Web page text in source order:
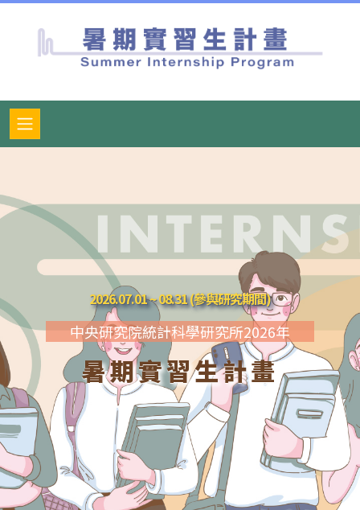
2026.07.01 ~ 08.31 (參與研究期間)
中央研究院統計科學研究所2026年
暑期實習生計畫